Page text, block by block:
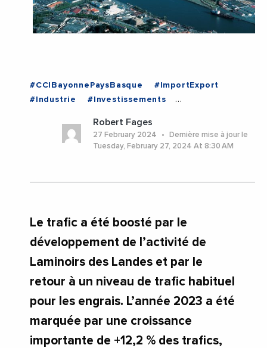
#CCIBayonnePaysBasque
#ImportExport
#Industrie
#Investissements
#Bayonne
#NouvelleAquitaine
#PyreneesAtlantiques
Robert Fages
27 February 2024
Dernière mise à jour le
Tuesday, February 27, 2024 At 8:30 AM
Le trafic a été boosté par le
développement de l’activité de
Laminoirs des Landes et par le
retour à un niveau de trafic habituel
pour les engrais. L’année 2023 a été
marquée par une croissance
importante de +12,2 % des trafics,